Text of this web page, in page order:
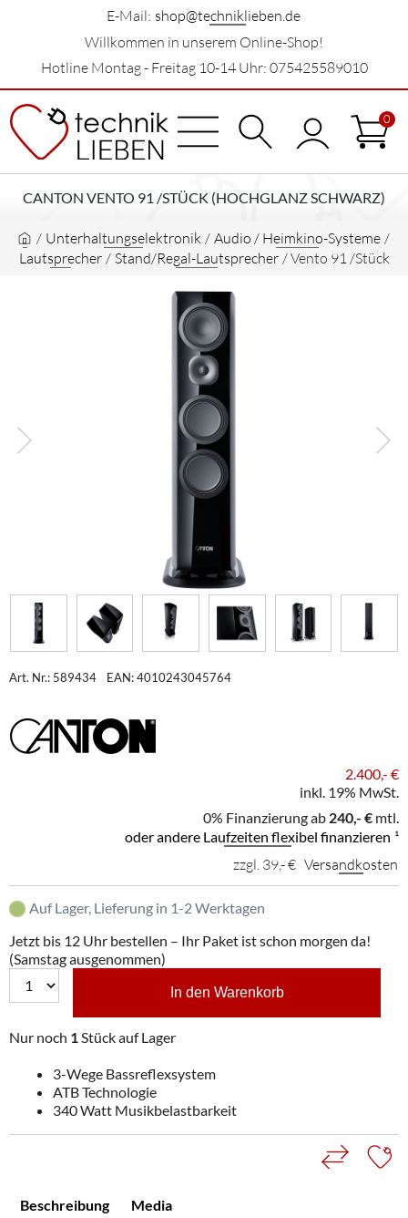
E-Mail: shop@techniklieben.de
Willkommen in unserem Online-Shop!
Hotline Montag - Freitag 10-14 Uhr: 075425589010
0
CANTON VENTO 91 /STÜCK (HOCHGLANZ SCHWARZ)
/ Unterhaltungselektronik / Audio / Heimkino-Systeme /
Lautsprecher / Stand/Regal-Lautsprecher /Vento 91 /Stück
Art. Nr.: 589434 EAN: 4010243045764
2.400,- €
inkl. 19% MwSt.
0% Finanzierung ab 240,- € mtl.
oder andere Laufzeiten flexibel finanzieren ¹
zzgl. 39,- € Versandkosten
Auf Lager, Lieferung in 1-2 Werktagen
Jetzt bis 12 Uhr bestellen – Ihr Paket ist schon morgen da!
(Samstag ausgenommen)
In den Warenkorb
Nur noch 1Stück auf Lager
3-Wege Bassreflexsystem
ATB Technologie
340 Watt Musikbelastbarkeit
Beschreibung
Media